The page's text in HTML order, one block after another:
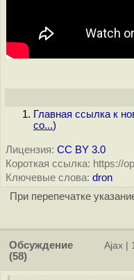
Главная ссылка к
co...)
Лицензия: CC BY 3.0
Короткая ссылка: https://
Ключевые слова: dron
При перепечатке
Обсуждение
(58)
Ajax